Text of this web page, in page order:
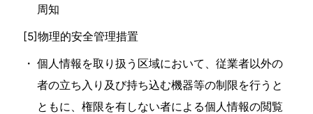
周知
[5]物理的安全管理措置
個人情報を取り扱う区域において、従業者以外の
者の立ち入り及び持ち込む機器等の制限を行うと
ともに、権限を有しない者による個人情報の閲覧